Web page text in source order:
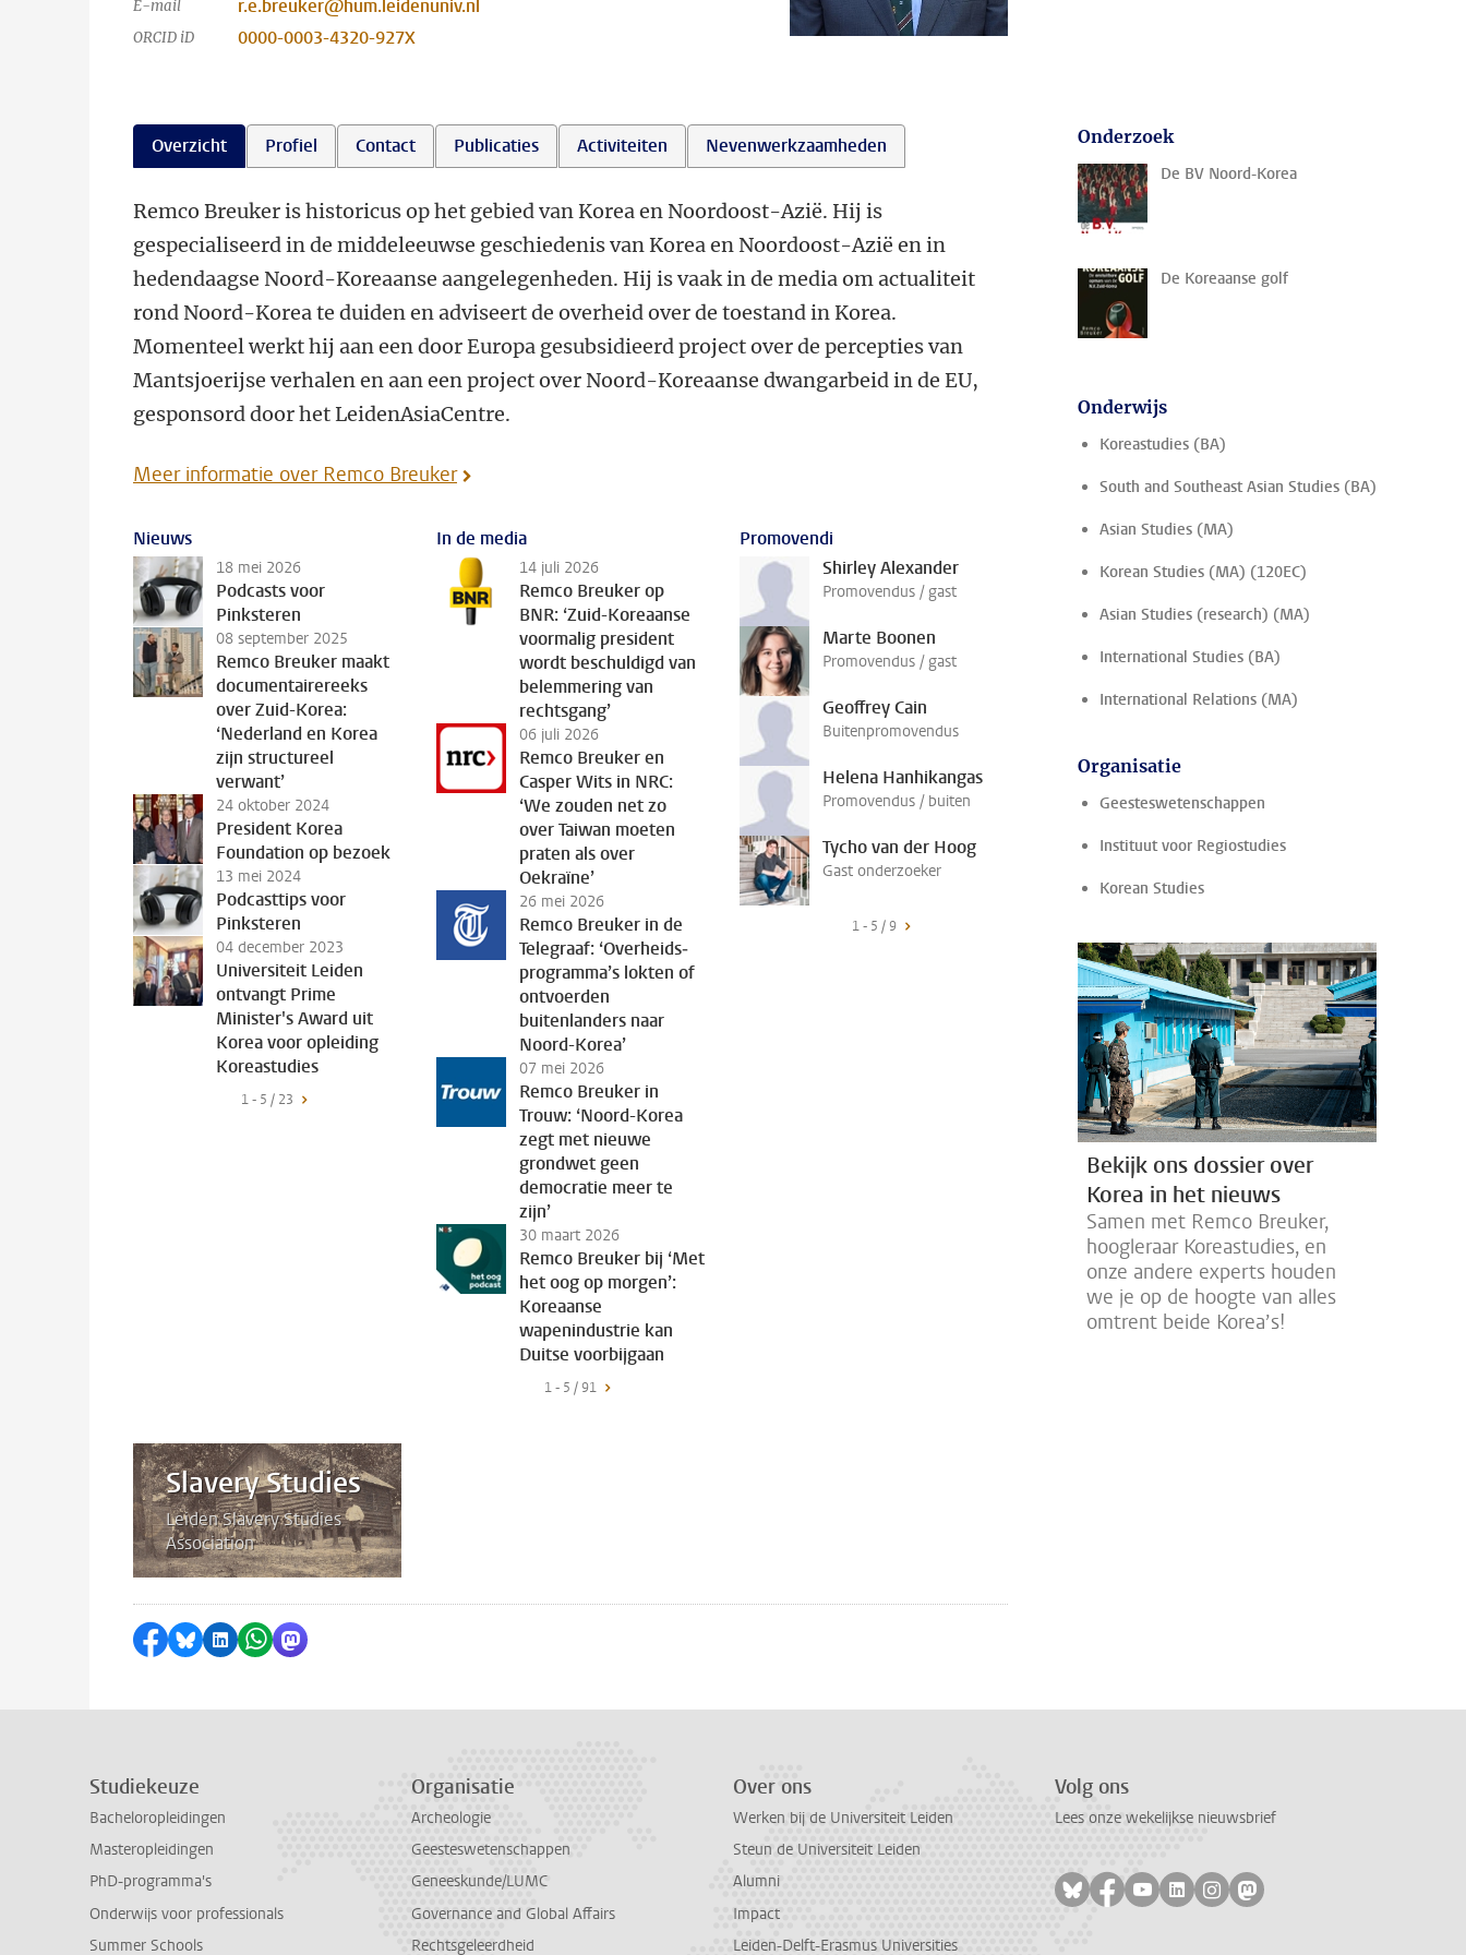
E-mail r.e.breuker@hum.leidenuniv.nl
ORCID iD 0000-0003-4320-927X
Overzicht Profiel Contact Publicaties Activiteiten Nevenwerkzaamheden
Remco Breuker is historicus op het gebied van Korea en Noordoost-Azië. Hij is
gespecialiseerd in de middeleeuwse geschiedenis van Korea en Noordoost-Azië en in
hedendaagse Noord-Koreaanse aangelegenheden. Hij is vaak in de media om actualiteit
rond Noord-Korea te duiden en adviseert de overheid over de toestand in Korea.
Momenteel werkt hij aan een door Europa gesubsidieerd project over de percepties van
Mantsjoerijse verhalen en aan een project over Noord-Koreaanse dwangarbeid in de EU,
gesponsord door het LeidenAsiaCentre.
Meer informatie over Remco Breuker
Nieuws
18 mei 2026
Podcasts voor
Pinksteren
08 september 2025
Remco Breuker maakt
documentairereeks
over Zuid-Korea:
‘Nederland en Korea
zijn structureel
verwant’
24 oktober 2024
President Korea
Foundation op bezoek
13 mei 2024
Podcasttips voor
Pinksteren
04 december 2023
Universiteit Leiden
ontvangt Prime
Minister's Award uit
Korea voor opleiding
Koreastudies
1 - 5 / 23
In de media
14 juli 2026
Remco Breuker op
BNR: ‘Zuid-Koreaanse
voormalig president
wordt beschuldigd van
belemmering van
rechtsgang’
06 juli 2026
Remco Breuker en
Casper Wits in NRC:
‘We zouden net zo
over Taiwan moeten
praten als over
Oekraïne’
26 mei 2026
Remco Breuker in de
Telegraaf: ‘Overheids­
programma’s lokten of
ontvoerden
buitenlanders naar
Noord-Korea’
07 mei 2026
Remco Breuker in
Trouw: ‘Noord-Korea
zegt met nieuwe
grondwet geen
democratie meer te
zijn’
30 maart 2026
Remco Breuker bij ‘Met
het oog op morgen’:
Koreaanse
wapenindustrie kan
Duitse voorbijgaan
1 - 5 / 91
Promovendi
Shirley Alexander
Promovendus / gast
Marte Boonen
Promovendus / gast
Geoffrey Cain
Buitenpromovendus
Helena Hanhikangas
Promovendus / buiten
Tycho van der Hoog
Gast onderzoeker
1 - 5 / 9
Slavery Studies
Leiden Slavery Studies
Association
Delen op Facebook
Delen via Bluesky
Delen op LinkedIn
Delen via WhatsApp
Delen via Mastodon
Onderzoek
De BV Noord-Korea
De Koreaanse golf
Onderwijs
Koreastudies (BA)
South and Southeast Asian Studies (BA)
Asian Studies (MA)
Korean Studies (MA) (120EC)
Asian Studies (research) (MA)
International Studies (BA)
International Relations (MA)
Organisatie
Geesteswetenschappen
Instituut voor Regiostudies
Korean Studies
Bekijk ons dossier over
Korea in het nieuws
Samen met Remco Breuker,
hoogleraar Koreastudies, en
onze andere experts houden
we je op de hoogte van alles
omtrent beide Korea’s!
Studiekeuze
Bacheloropleidingen
Masteropleidingen
PhD-programma's
Onderwijs voor professionals
Summer Schools
Organisatie
Archeologie
Geesteswetenschappen
Geneeskunde/LUMC
Governance and Global Affairs
Rechtsgeleerdheid
Over ons
Werken bij de Universiteit Leiden
Steun de Universiteit Leiden
Alumni
Impact
Leiden-Delft-Erasmus Universities
Volg ons
Lees onze wekelijkse nieuwsbrief
Volg ons op bluesky
Volg ons op facebook
Volg ons op youtube
Volg ons op linkedin
Volg ons op instagram
Volg ons op mastodon